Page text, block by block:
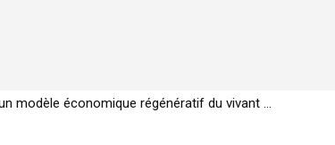
modèle économique régénératif du vivant …